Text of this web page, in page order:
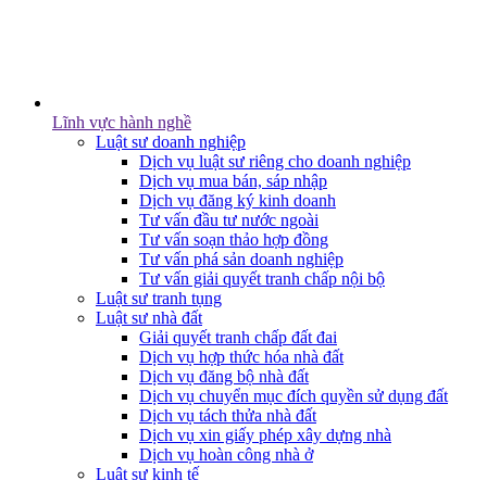
Lĩnh vực hành nghề
Luật sư doanh nghiệp
Dịch vụ luật sư riêng cho doanh nghiệp
Dịch vụ mua bán, sáp nhập
Dịch vụ đăng ký kinh doanh
Tư vấn đầu tư nước ngoài
Tư vấn soạn thảo hợp đồng
Tư vấn phá sản doanh nghiệp
Tư vấn giải quyết tranh chấp nội bộ
Luật sư tranh tụng
Luật sư nhà đất
Giải quyết tranh chấp đất đai
Dịch vụ hợp thức hóa nhà đất
Dịch vụ đăng bộ nhà đất
Dịch vụ chuyển mục đích quyền sử dụng đất
Dịch vụ tách thửa nhà đất
Dịch vụ xin giấy phép xây dựng nhà
Dịch vụ hoàn công nhà ở
Luật sư kinh tế